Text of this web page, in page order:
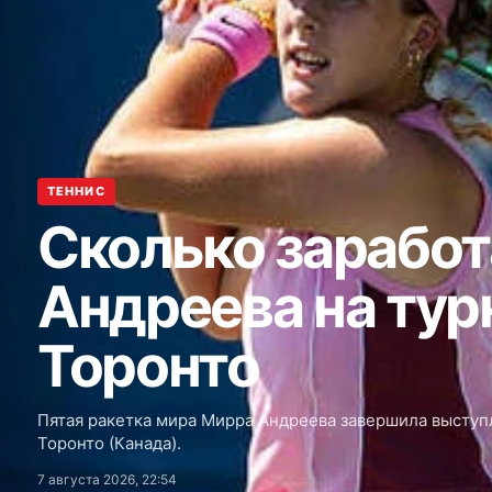
ТЕННИС
Cколько
Андреева на
Торонто
Пятая ракетка мира Мирра Андреева завершила
Торонто (Канада).
7 августа 2026, 22:54